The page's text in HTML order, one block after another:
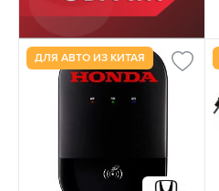
ДЛЯ АВТО ИЗ КИТАЯ